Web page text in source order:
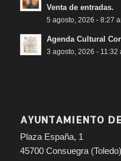
Venta de entradas.
5 agosto, 2026 - 8:27
Agenda Cultural
3 agosto, 2026 - 11:32
AYUNTAMIENTO
Plaza España, 1
45700 Consuegra (Toledo)